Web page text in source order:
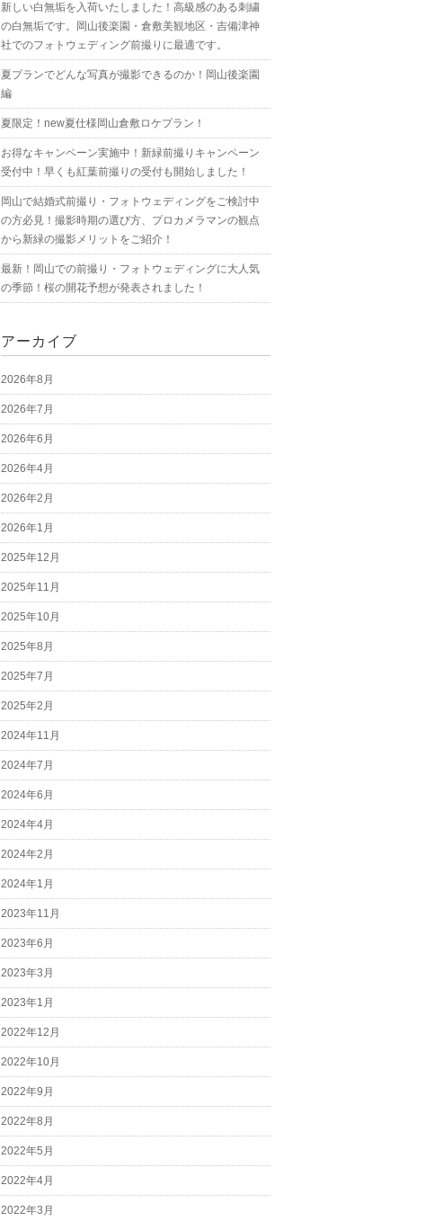
新しい白無垢を入荷いたしました！高級感のある刺繍
の白無垢です。岡山後楽園・倉敷美観地区・吉備津神
社でのフォトウェディング前撮りに最適です。
夏プランでどんな写真が撮影できるのか！岡山後楽園
編
夏限定！new夏仕様岡山倉敷ロケプラン！
お得なキャンペーン実施中！新緑前撮りキャンペーン
受付中！早くも紅葉前撮りの受付も開始しました！
岡山で結婚式前撮り・フォトウェディングをご検討中
の方必見！撮影時期の選び方、プロカメラマンの観点
から新緑の撮影メリットをご紹介！
最新！岡山での前撮り・フォトウェディングに大人気
の季節！桜の開花予想が発表されました！
アーカイブ
2026年8月
2026年7月
2026年6月
2026年4月
2026年2月
2026年1月
2025年12月
2025年11月
2025年10月
2025年8月
2025年7月
2025年2月
2024年11月
2024年7月
2024年6月
2024年4月
2024年2月
2024年1月
2023年11月
2023年6月
2023年3月
2023年1月
2022年12月
2022年10月
2022年9月
2022年8月
2022年5月
2022年4月
2022年3月